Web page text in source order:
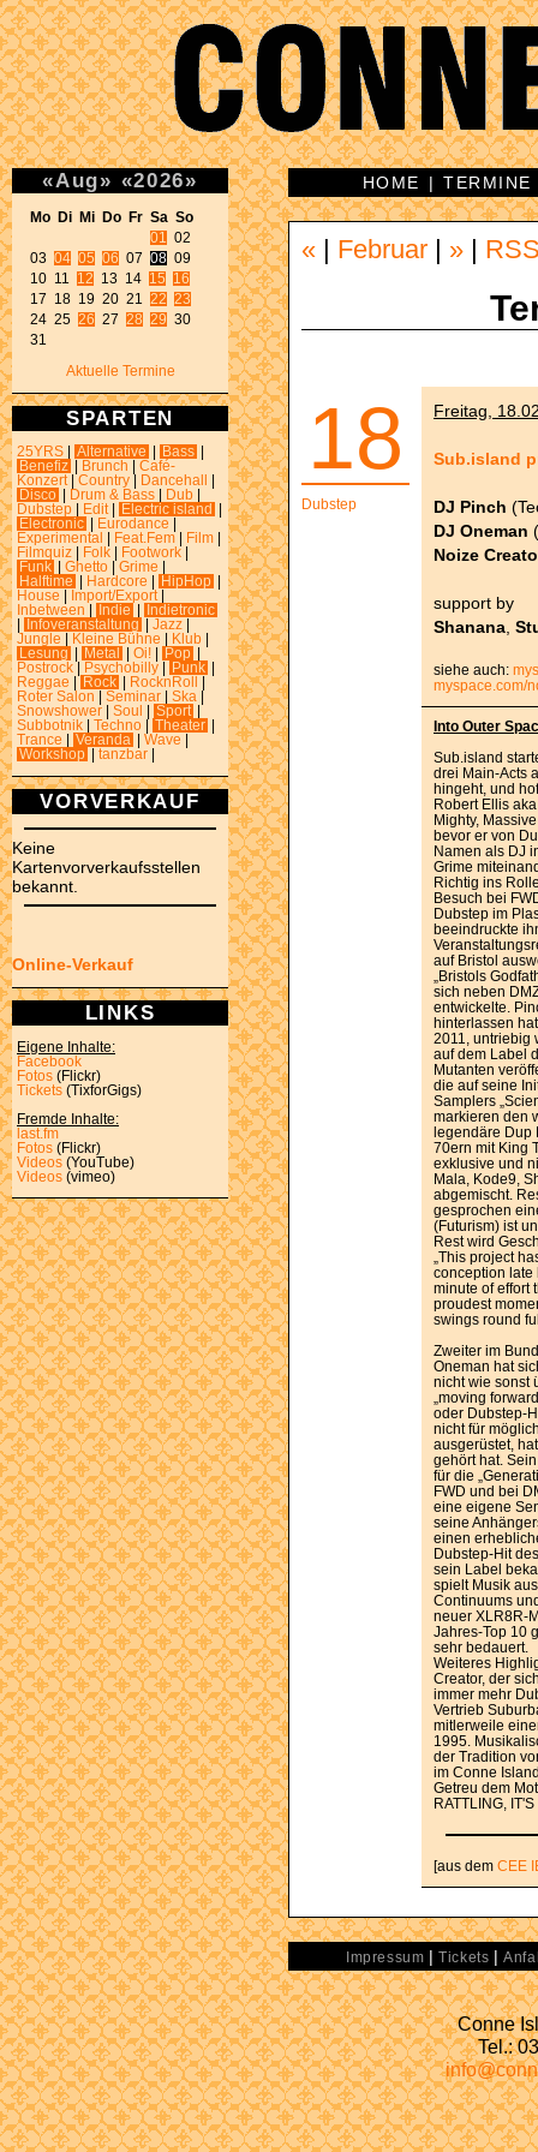
«Aug» «2026»
Mo Di Mi Do Fr Sa So
01
02
03 04 05 06 07 08 09
10 11 12 13 14 15
16
17 18 19 20 21 22 23
24 25 26 27 28 29 30
31
Aktuelle Termine
SPARTEN
25YRS Alternative Bass
Benefiz
Brunch
Café-
Konzert
Country Dancehall
Disco
Drum & Bass Dub
Dubstep
Edit Electric island
Electronic
Eurodance
Experimental
Feat.Fem Film
Filmquiz
Folk Footwork
Funk
Ghetto Grime
Halftime
Hardcore HipHop
House
Import/Export
Inbetween
Indie
Indietronic
Infoveranstaltung Jazz
Jungle
Kleine Bühne Klub
Lesung
Metal Oi! Pop
Postrock
Psychobilly Punk
Reggae
Rock RocknRoll
Roter Salon
Seminar Ska
Snowshower
Soul Sport
Subbotnik
Techno Theater
Trance
Veranda Wave
Workshop
tanzbar
VORVERKAUF
Keine
Kartenvorverkaufsstellen
bekannt.
Online-Verkauf
LINKS
Eigene Inhalte:
Facebook
Fotos (Flickr)
Tickets (TixforGigs)
Fremde Inhalte:
last.fm
Fotos (Flickr)
Videos (YouTube)
Videos (vimeo)
HOME |TERMINE
« Februar »
18
Dubstep
Freitag,
Sub.island
DJ Pinch
DJ Oneman
Noize
support by
Shanana
siehe auch:
myspace.com/
Into Outer
Sub.island
drei Main-Acts
hingeht, und
Robert Ellis
Mighty,
bevor er von
Namen als DJ
Grime
Richtig ins
Besuch bei
Dubstep im
beeindruckte
auf Bristol
„Bristols
sich neben
entwickelte.
hinterlassen
2011, untriebig
auf dem Label
Mutanten
die auf seine
Samplers
markieren den
legendäre Dup
70ern mit King
exklusive und
Mala, Kode9,
abgemischt.
gesprochen
(Futurism) ist
Rest wird
„This project
conception late
minute of effort
proudest
swings round
Zweiter im
Oneman hat
nicht wie sonst
„moving
oder Dubstep-
nicht für
ausgerüstet,
gehört hat.
für die
FWD und bei
eine eigene
seine
einen
Dubstep-Hit
sein Label
spielt Musik
Continuums
neuer XLR8R-
Jahres-Top 10
sehr bedauert.
Weiteres
Creator, der
immer mehr
Vertrieb
mitlerweile
1995.
der Tradition
im Conne
Getreu dem
RATTLING,
[aus dem CEE
Impressum | Tickets |
Conne
Tel.: